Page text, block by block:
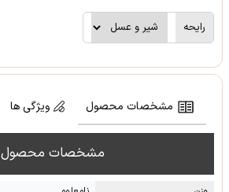
رایحه
مشخصات محصول ویژگی ها
مشخصات محصول